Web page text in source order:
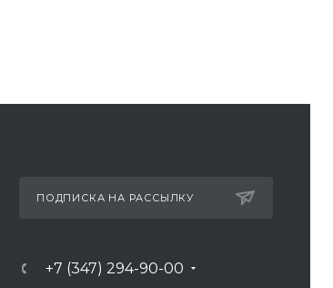
ПОДПИСКА НА РАССЫЛКУ
+7 (347) 294-90-00